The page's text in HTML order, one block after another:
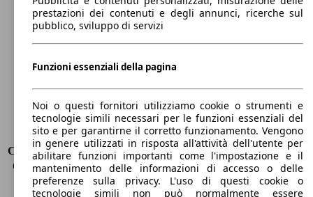
Lunghezza
4900 mm
Altezza
1730 mm
Larghezza
2000 mm
Peso massimo
2850 kg
Carico massimo
670 kg
Porte
4
Sedili
5
Carico sul tetto
-
Capacità di traino (senza freni) -
Capacità di traino (con freni)
2850 kg
Volume del bagagliaio
650 - 1720 l
prestazioni dei contenuti e degli annunci, ricerche sul
pubblico, sviluppo di servizi
Funzioni essenziali della pagina
Noi o questi fornitori utilizziamo cookie o strumenti e
tecnologie simili necessari per le funzioni essenziali del
sito e per garantirne il corretto funzionamento. Vengono
in genere utilizzati in risposta all'attività dell'utente per
abilitare funzioni importanti come l'impostazione e il
mantenimento delle informazioni di accesso o delle
preferenze sulla privacy. L'uso di questi cookie o
tecnologie simili non può normalmente essere